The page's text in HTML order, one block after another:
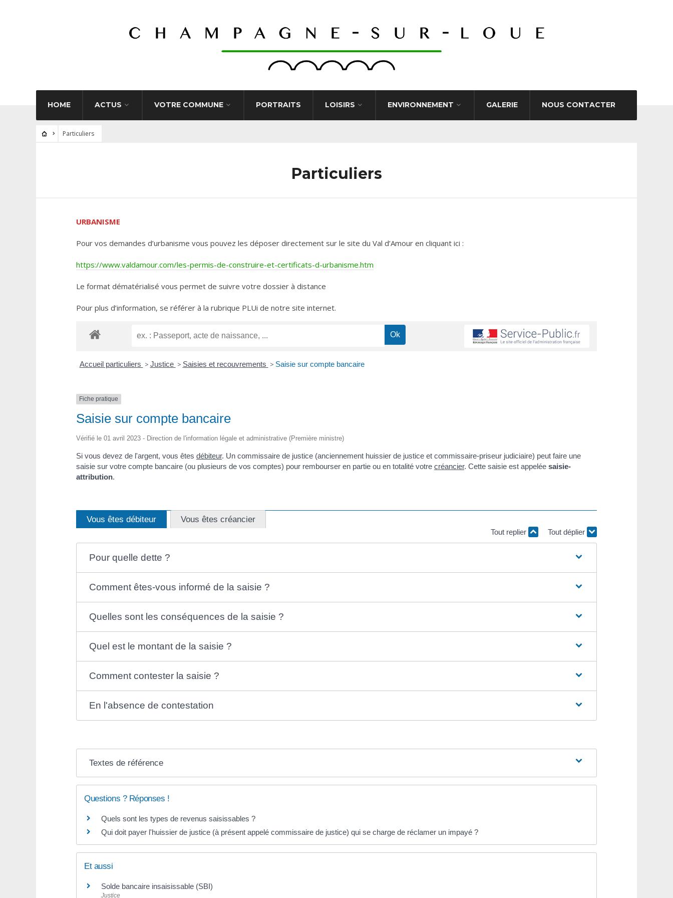
HOME ACTUS VOTRE COMMUNE PORTRAITS LOISIRS ENVIRONNEMENT GALERIE NOUS CONTACTER
Particuliers
Particuliers
URBANISME
Pour vos demandes d’urbanisme vous pouvez les déposer directement sur le site du Val d’Amour en cliquant ici :
https://www.valdamour.com/les-permis-de-construire-et-certificats-d-urbanisme.htm
Le format dématérialisé vous permet de suivre votre dossier à distance
Pour plus d’information, se référer à la rubrique PLUi de notre site internet.
Accueil particuliers > Justice > Saisies et recouvrements > Saisie sur compte bancaire
Fiche pratique
Saisie sur compte bancaire
Vérifié le 01 avril 2023 - Direction de l'information légale et administrative (Première ministre)
Si vous devez de l'argent, vous êtes débiteur. Un commissaire de justice (anciennement huissier de justice et commissaire-priseur judiciaire) peut faire une
saisie sur votre compte bancaire (ou plusieurs de vos comptes) pour rembourser en partie ou en totalité votre créancier. Cette saisie est appelée saisie-
attribution.
Vous êtes débiteur Vous êtes créancier
Tout replier Tout déplier
Pour quelle dette ?
Comment êtes-vous informé de la saisie ?
Quelles sont les conséquences de la saisie ?
Quel est le montant de la saisie ?
Comment contester la saisie ?
En l'absence de contestation
Textes de référence
Questions ? Réponses !
Quels sont les types de revenus saisissables ?
Qui doit payer l'huissier de justice (à présent appelé commissaire de justice) qui se charge de réclamer un impayé ?
Et aussi
Solde bancaire insaisissable (SBI)
Justice